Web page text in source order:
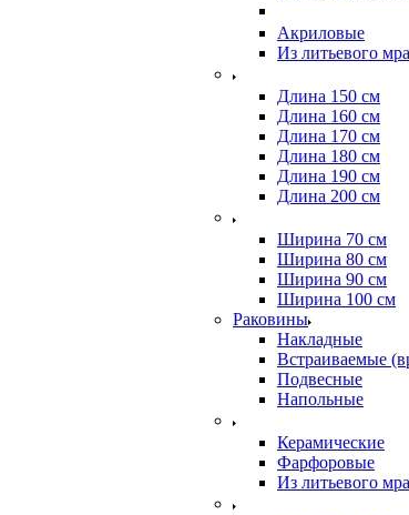
Акриловые
Из литьевого
Длина 150 см
Длина 160 см
Длина 170 см
Длина 180 см
Длина 190 см
Длина 200 см
Ширина 70 см
Ширина 80 см
Ширина 90 см
Ширина 100 см
Раковины
Накладные
Встраиваемые
Подвесные
Напольные
Керамические
Фарфоровые
Из литьевого